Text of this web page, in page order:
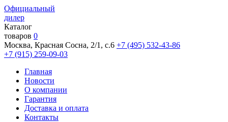
Официальный
дилер
Каталог
товаров 0
Москва, Красная Сосна, 2/1, с.6 +7 (495) 532-43-86
+7 (915) 259-09-03
Главная
Новости
О компании
Гарантия
Доставка и оплата
Контакты